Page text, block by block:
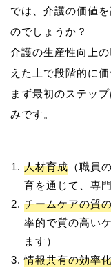
では、介護の価値
のでしょうか？
介護の生産性向上
えた上で段階的に
まず最初のステッ
人材育成 （職員
育を通じて、専
チームケアの質
率的で質の高い
ます）
情報共有の効率